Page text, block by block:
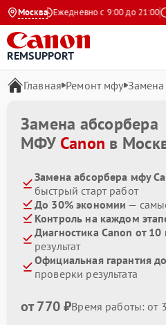
Москва
Яндекс Ежедневно с 9:00 до 21:00
REMSUPPORT
Главная Ремонт мфу
Замена абсорбера
МФУ Canon в
Замена абсорбера мфу
быстрый старт работ
До 30% экономии —
Контроль на каждом
Диагностика Canon от 10
результат
Официальная гарантия
проверки результата
от 770 ₽Время работы: от